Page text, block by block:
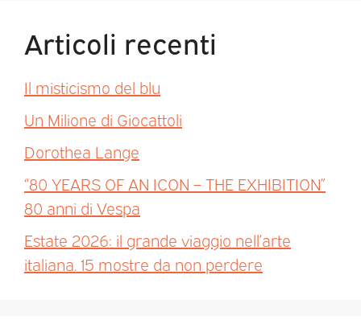
Articoli recenti
Il misticismo del blu
Un Milione di Giocattoli
Dorothea Lange
“80 YEARS OF AN ICON – THE EXHIBITION”
80 anni di Vespa
Estate 2026: il grande viaggio nell’arte
italiana. 15 mostre da non perdere